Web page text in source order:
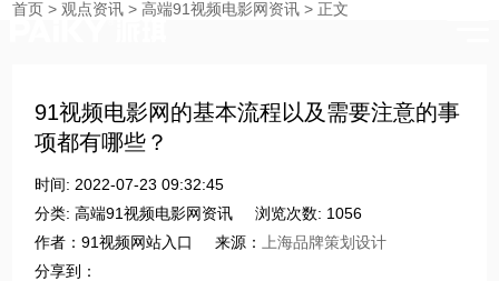
时刻与您分享91视频网站入口的点滴
首页 >观点资讯 >高端91视频电影网资讯 > 正文
91视频电影网的基本流程以及需要注意的事
项都有哪些？
时间: 2022-07-23 09:32:45
分类: 高端91视频电影网资讯
浏览次数: 1056
作者：91视频网站入口
来源：
上海品牌策划设计
分享到：